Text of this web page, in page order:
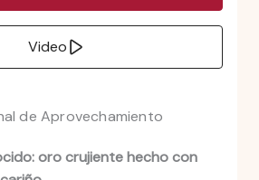
Video
de Aprovechamiento
oro crujiente hecho con